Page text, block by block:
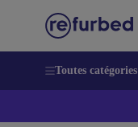
Toutes catégories